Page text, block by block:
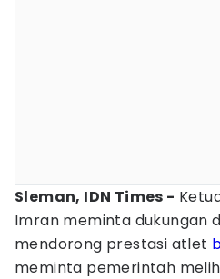
Sleman, IDN Times -
Imran meminta dukungan
mendorong prestasi atlet
meminta pemerintah